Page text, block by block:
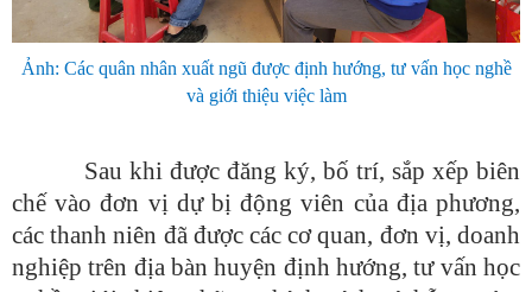
Ảnh: Các quân nhân xuất ngũ được định hướng, tư vấn học nghề
và giới thiệu việc làm
Sau khi được đăng ký, bố trí, sắp xếp biên
chế vào đơn vị dự bị động viên của địa phương,
các thanh niên đã được các cơ quan, đơn vị, doanh
nghiệp trên địa bàn huyện định hướng, tư vấn học